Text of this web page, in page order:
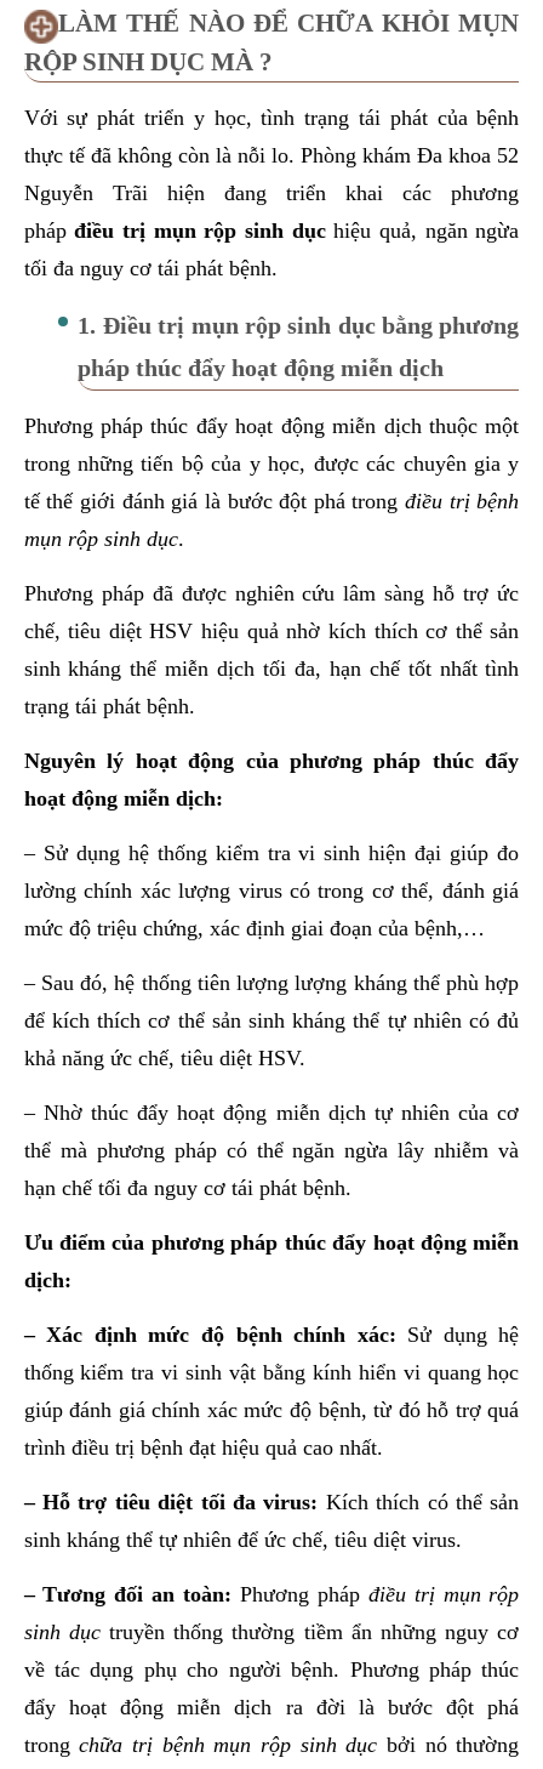
LÀM THẾ NÀO ĐỂ CHỮA KHỎI MỤN
RỘP SINH DỤC MÀ ?
Với sự phát triển y học, tình trạng tái phát của bệnh
thực tế đã không còn là nỗi lo. Phòng khám Đa khoa 52
Nguyễn Trãi hiện đang triển khai các phương
phápđiều trị mụn rộp sinh dụchiệu quả, ngăn ngừa
tối đa nguy cơ tái phát bệnh.
1. Điều trị mụn rộp sinh dục bằng phương
pháp thúc đẩy hoạt động miễn dịch
Phương pháp thúc đẩy hoạt động miễn dịch thuộc một
trong những tiến bộ của y học, được các chuyên gia y
tế thế giới đánh giá là bước đột phá trongđiều trị bệnh
mụn rộp sinh dục.
Phương pháp đã được nghiên cứu lâm sàng hỗ trợ ức
chế, tiêu diệt HSV hiệu quả nhờ kích thích cơ thể sản
sinh kháng thể miễn dịch tối đa, hạn chế tốt nhất tình
trạng tái phát bệnh.
Nguyên lý hoạt động của phương pháp thúc đẩy
hoạt động miễn dịch:
– Sử dụng hệ thống kiểm tra vi sinh hiện đại giúp đo
lường chính xác lượng virus có trong cơ thể, đánh giá
mức độ triệu chứng, xác định giai đoạn của bệnh,…
– Sau đó, hệ thống tiên lượng lượng kháng thể phù hợp
để kích thích cơ thể sản sinh kháng thể tự nhiên có đủ
khả năng ức chế, tiêu diệt HSV.
– Nhờ thúc đẩy hoạt động miễn dịch tự nhiên của cơ
thể mà phương pháp có thể ngăn ngừa lây nhiễm và
hạn chế tối đa nguy cơ tái phát bệnh.
Ưu điểm của phương pháp thúc đẩy hoạt động miễn
dịch:
– Xác định mức độ bệnh chính xác: Sử dụng hệ
thống kiểm tra vi sinh vật bằng kính hiển vi quang học
giúp đánh giá chính xác mức độ bệnh, từ đó hỗ trợ quá
trình điều trị bệnh đạt hiệu quả cao nhất.
– Hỗ trợ tiêu diệt tối đa virus: Kích thích có thể sản
sinh kháng thể tự nhiên để ức chế, tiêu diệt virus.
– Tương đối an toàn: Phương pháp điều trị mụn rộp
sinh dụctruyền thống thường tiềm ẩn những nguy cơ
về tác dụng phụ cho người bệnh. Phương pháp thúc
đẩy hoạt động miễn dịch ra đời là bước đột phá
trongchữa trị bệnh mụn rộp sinh dục bởi nó thường